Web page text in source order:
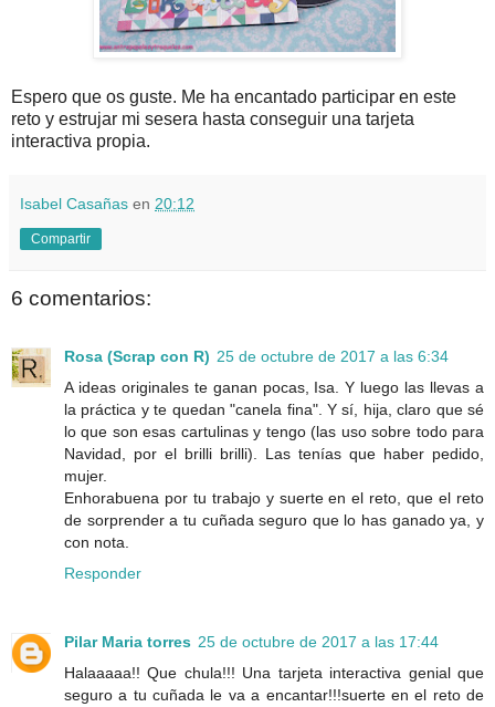
Espero que os guste. Me ha encantado participar en este
reto y estrujar mi sesera hasta conseguir una tarjeta
interactiva propia.
Isabel Casañas en 20:12
Compartir
6 comentarios:
Rosa (Scrap con R) 25 de octubre de 2017 a las 6:34
A ideas originales te ganan pocas, Isa. Y luego las llevas a
la práctica y te quedan "canela fina". Y sí, hija, claro que sé
lo que son esas cartulinas y tengo (las uso sobre todo para
Navidad, por el brilli brilli). Las tenías que haber pedido,
mujer.
Enhorabuena por tu trabajo y suerte en el reto, que el reto
de sorprender a tu cuñada seguro que lo has ganado ya, y
con nota.
Responder
Pilar Maria torres 25 de octubre de 2017 a las 17:44
Halaaaaa!! Que chula!!! Una tarjeta interactiva genial que
seguro a tu cuñada le va a encantar!!!suerte en el reto de